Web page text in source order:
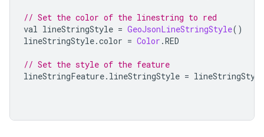
// Set the color of the linestring to red
val lineStringStyle = GeoJsonLineStringStyle()
lineStringStyle.color = Color .RED
// Set the style of the feature
lineStringFeature. lineStringStyle = lineStringStyle